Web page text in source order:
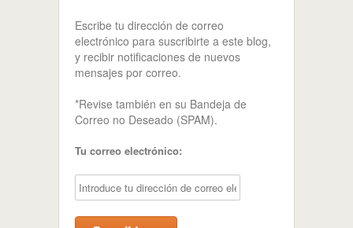
Escribe tu dirección de correo
electrónico para suscribirte a este blog,
y recibir notificaciones de nuevos
mensajes por correo.
*Revise también en su Bandeja de
Correo no Deseado (SPAM).
Tu correo electrónico: